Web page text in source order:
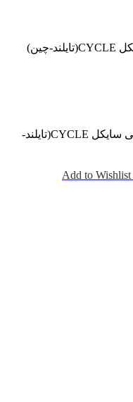
تعداد: باتری 12 ولت 4.5 آمپر برند وارداتی سایکل CYCLE(تایلند-
Add to Wishlist